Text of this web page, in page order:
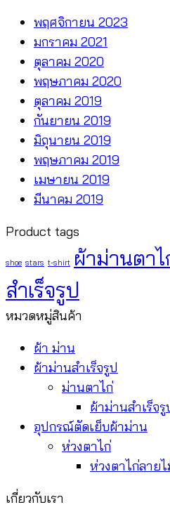
พฤศจิกายน 2023
มกราคม 2021
ตุลาคม 2020
พฤษภาคม 2020
ตุลาคม 2019
กันยายน 2019
มิถุนายน 2019
พฤษภาคม 2019
เมษายน 2019
มีนาคม 2019
Product tags
shoe stars t-shirt ผ้าม่านตาไ
สำเร็จรูป
หมวดหมู่สินค้า
ผ้า ม่าน
ผ้าม่านสำเร็จรูป
ม่านตาไก่
ผ้าม่านสำเร็จ
อุปกรณ์ตัดเย็บผ้าม่าน
ห่วงตาไก่
ห่วงตาไก่ลาย
เกี่ยวกับเรา